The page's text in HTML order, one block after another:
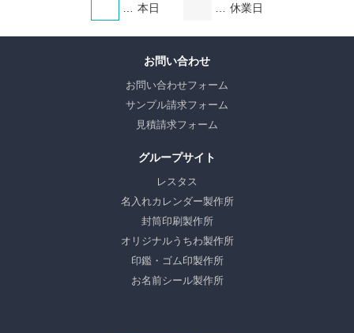
本日 休業日
お問い合わせ
お問い合わせフォーム
サンプル請求フォーム
見積請求フォーム
グループサイト
レスタス
名入れカレンダー製作所
封筒印刷製作所
オリジナルうちわ製作所
印鑑・ゴム印製作所
お名前シール製作所